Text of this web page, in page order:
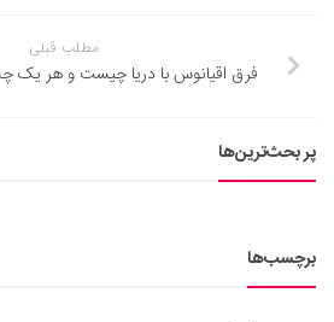
مطلب قبلی
فرق اقیانوس با دریا چیست و هر یک
پر بحث‌ترین‌ها
برچسب‌ها